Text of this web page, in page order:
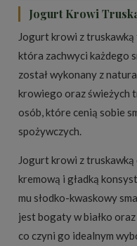
Jogurt Krowi
Jogurt krowi z
która zachwyci każdego
został wykonany z
krowiego oraz świeżych
osób, które cenią sobie
spożywczych.
Jogurt krowi z
kremową i gładką
mu słodko-kwaskowy
jest bogaty w białko
co czyni go idealnym